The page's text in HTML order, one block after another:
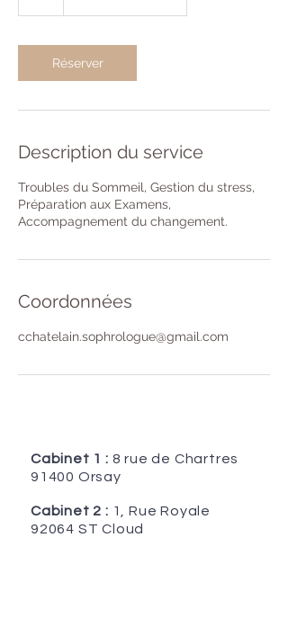
euros
Réserver
Description du service
Troubles du Sommeil, Gestion du stress,
Préparation aux Examens,
Accompagnement du changement.
Coordonnées
cchatelain.sophrologue@gmail.com
Cabinet 1 : 8 rue de Chartres
91400 Orsay
Cabinet 2 : 1, Rue Royale
92064 ST Cloud